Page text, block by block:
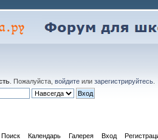
. Пожалуйста, войдите или зарегистрируйтесь
Поиск Календарь Галерея Вход